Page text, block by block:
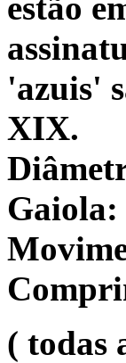
'azuis'
XIX.
Gaiola:
( todas